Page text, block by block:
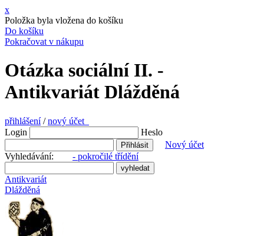
x
Položka byla vložena do košíku
Do košíku
Pokračovat v nákupu
Otázka sociální II. -
Antikvariát Dlážděná
přihlášení/nový účet
Login
Heslo
Nový účet
Vyhledávání: - pokročilé třídění
Antikvariát
Dlážděná